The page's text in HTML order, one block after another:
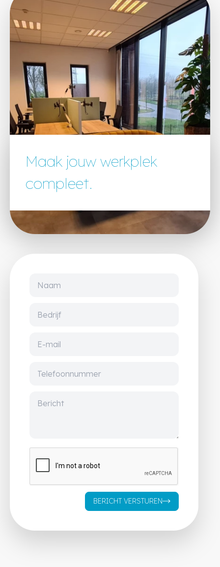
Maak jouw werkplek
compleet.
BERICHT VERSTUREN